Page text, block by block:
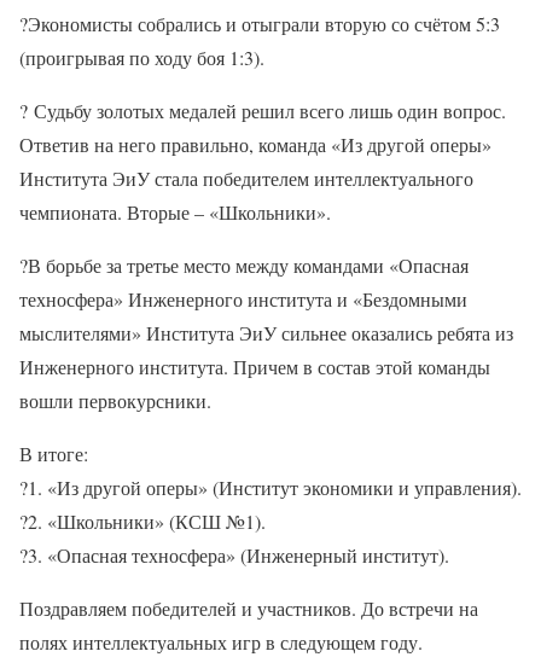
?Экономисты собрались и отыграли вторую со счётом 5:3
(проигрывая по ходу боя 1:3).
? Судьбу золотых медалей решил всего лишь один вопрос.
Ответив на него правильно, команда «Из другой оперы»
Института ЭиУ стала победителем интеллектуального
чемпионата. Вторые – «Школьники».
?В борьбе за третье место между командами «Опасная
техносфера» Инженерного института и «Бездомными
мыслителями» Института ЭиУ сильнее оказались ребята из
Инженерного института. Причем в состав этой команды
вошли первокурсники.
В итоге:
?1. «Из другой оперы» (Институт экономики и управления).
?2. «Школьники» (КСШ №1).
?3. «Опасная техносфера» (Инженерный институт).
Поздравляем победителей и участников. До встречи на
полях интеллектуальных игр в следующем году.